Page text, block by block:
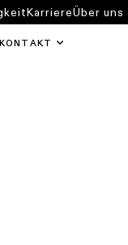
KONTAKT
KarriereÜber uns